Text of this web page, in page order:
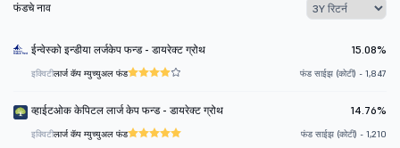
फंडचे नाव
ईन्वेस्को इन्डीया लर्जकेप फन्ड - डायरेक्ट ग्रोथ 15.08%
इक्विटीलार्ज कॅप म्युच्युअल फंड फंड साईझ (कोटी) - 1,847
व्हाईटओक केपिटल लार्ज केप फन्ड - डायरेक्ट ग्रोथ 14.76%
इक्विटीलार्ज कॅप म्युच्युअल फंड फंड साईझ (कोटी) - 1,210